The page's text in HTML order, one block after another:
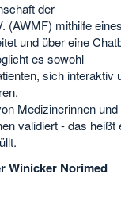
der
(AWMF) mithilfe eines
und über eine
es sowohl
sich interaktiv
Medizinerinnen und
validiert - das heißt
Winicker Norimed